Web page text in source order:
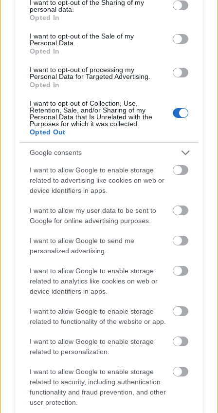
not limited to your visit or usage behaviour. You may click to
grant or deny consent to Google and its third-party tags to
use your data for below specified purposes in below Google
consent section.
I want to opt-out of the Sharing of my
personal data.
Opted In
I want to opt-out of the Sale of my
Personal Data.
Opted In
I want to opt-out of processing my
Personal Data for Targeted Advertising.
Opted In
I want to opt-out of Collection, Use,
Retention, Sale, and/or Sharing of my
Personal Data that Is Unrelated with the
Purposes for which it was collected.
Opted Out
Google consents
I want to allow Google to enable storage
related to advertising like cookies on web or
device identifiers in apps.
I want to allow my user data to be sent to
Google for online advertising purposes.
I want to allow Google to send me
personalized advertising.
I want to allow Google to enable storage
related to analytics like cookies on web or
device identifiers in apps.
I want to allow Google to enable storage
related to functionality of the website or app.
I want to allow Google to enable storage
related to personalization.
I want to allow Google to enable storage
related to security, including authentication
functionality and fraud prevention, and other
user protection.
eurovíziós dalfesztiválon, Stockholmban
10 DOLOG, AMIT TUDNOD KELL AZ
IDEI EUROVÍZIÓS DALFESZTIVÁLRÓL
További érdekességek A DAL 2016-ról
budapest24•2016. február 27.
Szombaton kiderül, hogy ki nyeri A Dal 2016
döntőjét. A nyertes győzelme megkoronázásaként
képviselheti hazánkat és mérettetheti meg A Dal
2016 ...